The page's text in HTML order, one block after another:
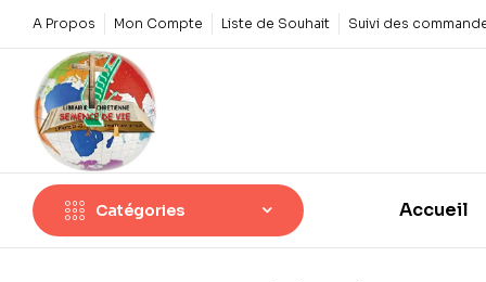
A Propos Mon Compte Liste de Souhait Suivi des
Catégories Accueil